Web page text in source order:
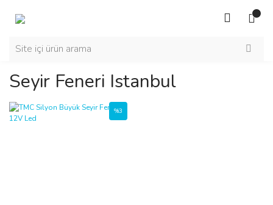
Seyir Feneri Istanbul
%3